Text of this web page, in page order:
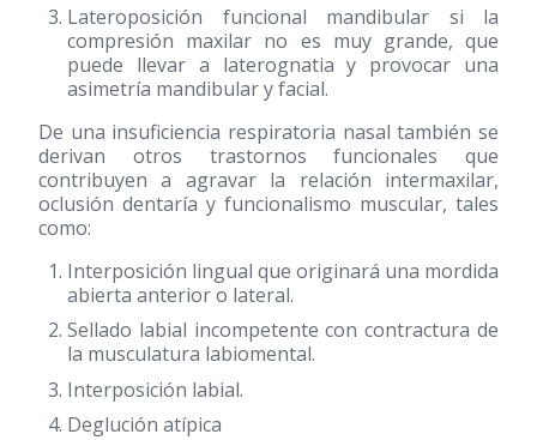
Lateroposición funcional mandibular si la
compresión maxilar no es muy grande, que
puede llevar a laterognatia y provocar una
asimetría mandibular y facial.
De una insuficiencia respiratoria nasal también se
derivan otros trastornos funcionales que
contribuyen a agravar la relación intermaxilar,
oclusión dentaría y funcionalismo muscular, tales
como:
Interposición lingual que originará una mordida
abierta anterior o lateral.
Sellado labial incompetente con contractura de
la musculatura labiomental.
Interposición labial.
Deglución atípica